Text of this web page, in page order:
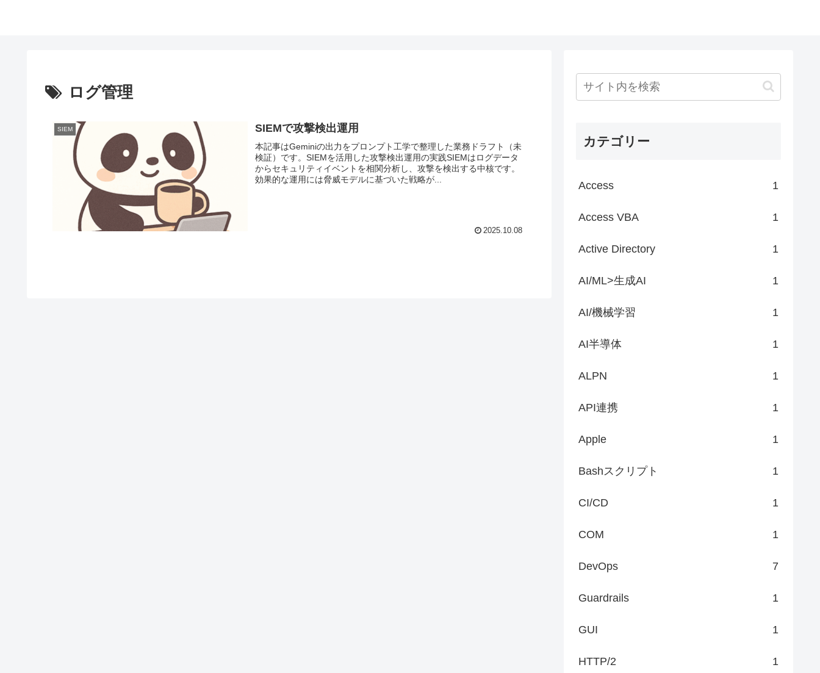
ログ管理
SIEM SIEMで攻撃検出運用
本記事はGeminiの出力をプロンプト工学で整理した業務ドラフト（未
検証）です。SIEMを活用した攻撃検出運用の実践SIEMはログデータ
からセキュリティイベントを相関分析し、攻撃を検出する中核です。
効果的な運用には脅威モデルに基づいた戦略が...
2025.10.08
カテゴリー
Access 1
Access VBA 1
Active Directory 1
AI/ML>生成AI 1
AI/機械学習 1
AI半導体 1
ALPN 1
API連携 1
Apple 1
Bashスクリプト 1
CI/CD 1
COM 1
DevOps 7
Guardrails 1
GUI 1
HTTP/2 1